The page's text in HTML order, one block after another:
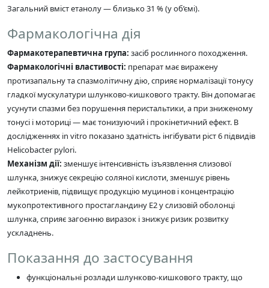
Загальний вміст етанолу — близько 31 % (у об’ємі).
Фармакологічна дія
Фармакотерапевтична група: засіб рослинного походження.
Фармакологічні властивості: препарат має виражену
протизапальну та спазмолітичну дію, сприяє нормалізації тонусу
гладкої мускулатури шлунково-кишкового тракту. Він допомагає
усунути спазми без порушення перистальтики, а при зниженому
тонусі і моториці — має тонизуючий і прокінетичний ефект. В
дослідженнях in vitro показано здатність інгібувати ріст 6 підвидів
Helicobacter pylori.
Механізм дії: зменшує інтенсивність ізъязвлення слизової
шлунка, знижує секрецію соляної кислоти, зменшує рівень
лейкотриенів, підвищує продукцію муцинов і концентрацію
мукопротективного простагландину Е2 у слизовій оболонці
шлунка, сприяє загоєнню виразок і знижує ризик розвитку
ускладнень.
Показання до застосування
функціональні розлади шлунково-кишкового тракту, що